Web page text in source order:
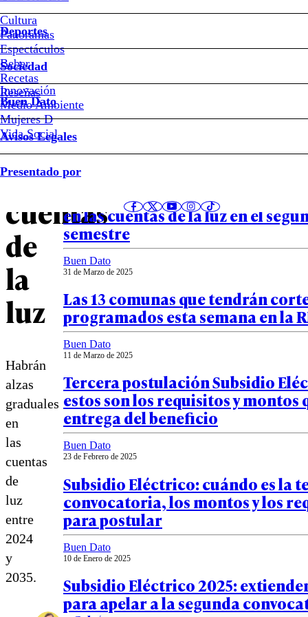
Cultura
Panoramas
Espectáculos
Beber
Recetas
Reseñas
Deportes
Sociedad
Innovación
Medio Ambiente
Mujeres D
Vida Social
Buen Dato
Avisos Legales
Presentado por
Cuándo
subirán
de
nuevo
las
cuentas
de
la
luz
Habrán
alzas
graduales
en
las
cuentas
de
luz
entre
2024
y
2035.
Notas relacionadas
11 de Abril de 2025
Nuevo golpe al bolsillo: anuncian
en las cuentas de la luz en el
semestre
Buen Dato
31 de Marzo de 2025
Las 13 comunas que tendrán
programados esta semana en la
Buen Dato
11 de Marzo de 2025
Tercera postulación Subsidio
estos son los requisitos y montos
entrega del beneficio
Buen Dato
23 de Febrero de 2025
Subsidio Eléctrico: cuándo es la
convocatoria, los montos y los
para postular
Buen Dato
10 de Enero de 2025
Subsidio Eléctrico 2025:
para apelar a la segunda